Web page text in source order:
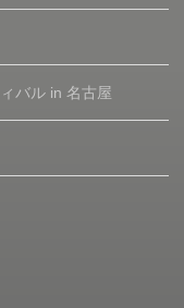
バル in 名古屋